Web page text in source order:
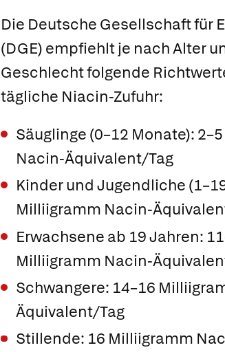
Die Deutsche Gesellschaft für
(DGE) empfiehlt je nach Alter
Geschlecht folgende
tägliche Niacin-Zufuhr:
Säuglinge (0–12 Monate):
Nacin-Äquivalent/Tag
Kinder und Jugendliche
Milliigramm Nacin-
Erwachsene ab 19 Jahren:
Milliigramm Nacin-
Schwangere: 14–16
Äquivalent/Tag
Stillende: 16 Milliigramm